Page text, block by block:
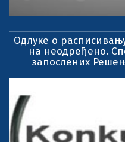
Одлуке о
на неодређено.
запослених